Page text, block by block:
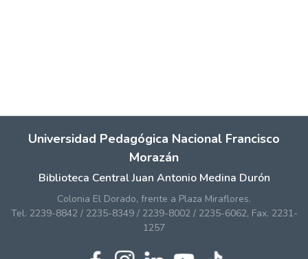
Universidad Pedagógica Nacional Francisco
Morazán
Biblioteca Central Juan Antonio Medina Durón
Colonia El Dorado, frente a Plaza Miraflores.
Tel. 2239-8842 / 2235-8349 / 2239-8002 / 2235-6062, Fax. 2231-
1257